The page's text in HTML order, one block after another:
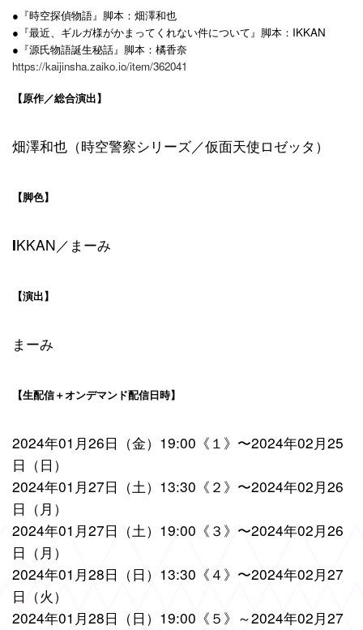
●『時空探偵物語』脚本：畑澤和也
●『最近、ギルガ様がかまってくれない件について』脚本：IKKAN
● 『源氏物語誕生秘話』脚本：橘香奈
https://kaijinsha.zaiko.io/item/362041
【原作／総合演出】
畑澤和也（時空警察シリーズ／仮面天使ロゼッタ）
【脚色】
IKKAN／まーみ
【演出】
まーみ
【生配信＋オンデマンド配信日時】
2024年01月26日（金）19:00《１》〜2024年02月25
日（日）
2024年01月27日（土）13:30《２》〜2024年02月26
日（月）
2024年01月27日（土）19:00《３》〜2024年02月26
日（月）
2024年01月28日（日）13:30《４》〜2024年02月27
日（火）
2024年01月28日（日）19:00《５》～2024年02月27